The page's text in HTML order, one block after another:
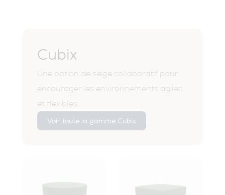
Cubix
Une option de siège collaboratif pour
encourager les environnements agiles
et flexibles.
Voir toute la gamme Cubix